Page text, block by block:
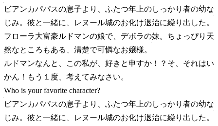
ビアンカパパスの息子より、ふたつ年上のしっかり者の幼な
じみ。彼と一緒に、レヌール城のお化け退治に繰り出した。
フローラ大富豪ルドマンの娘で、デボラの妹。ちょっぴり天
然なところもある、清楚で可憐なお嬢様。
ルドマンなんと、この私が、好きと申すか！？そ、それはい
かん！もう１度、考えてみなさい。
Who is your favorite character?
ビアンカパパスの息子より、ふたつ年上のしっかり者の幼な
じみ。彼と一緒に、レヌール城のお化け退治に繰り出した。